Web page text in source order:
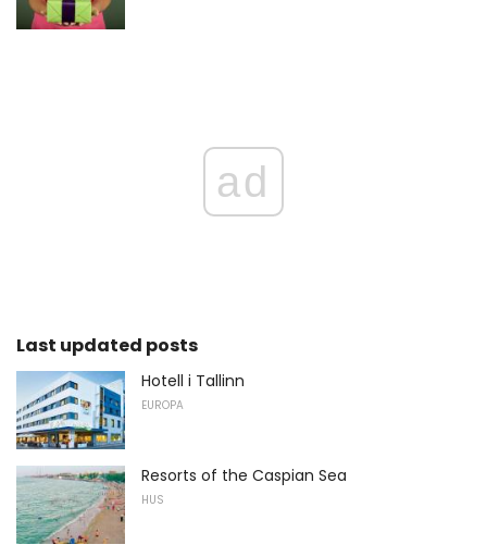
ad
Last updated posts
Hotell i Tallinn
EUROPA
Resorts of the Caspian Sea
HUS